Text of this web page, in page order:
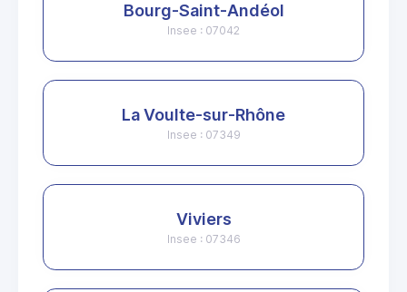
Bourg-Saint-Andéol
Insee : 07042
La Voulte-sur-Rhône
Insee : 07349
Viviers
Insee : 07346